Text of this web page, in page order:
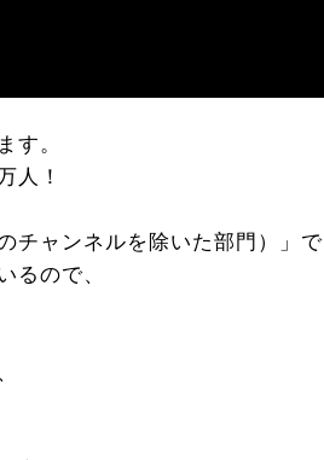
す。
人！
チャンネルを除いた部門）」で
るので、